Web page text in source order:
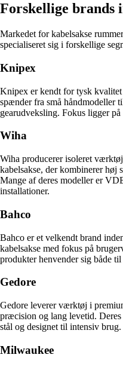
Forskellige brands
Markedet for kabelsakse
specialiseret sig i forskellige
Knipex
Knipex er kendt for tysk
spænder fra små håndmodeller
gearudveksling. Fokus ligger
Wiha
Wiha producerer isoleret
kabelsakse, der kombinerer høj
Mange af deres modeller er
installationer.
Bahco
Bahco er et velkendt brand
kabelsakse med fokus på
produkter henvender sig både
Gedore
Gedore leverer værktøj i
præcision og lang levetid.
stål og designet til intensiv brug.
Milwaukee